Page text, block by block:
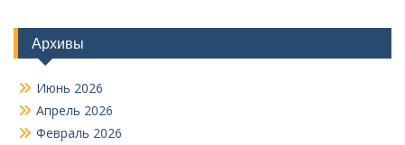
Архивы
Июнь 2026
Апрель 2026
Февраль 2026